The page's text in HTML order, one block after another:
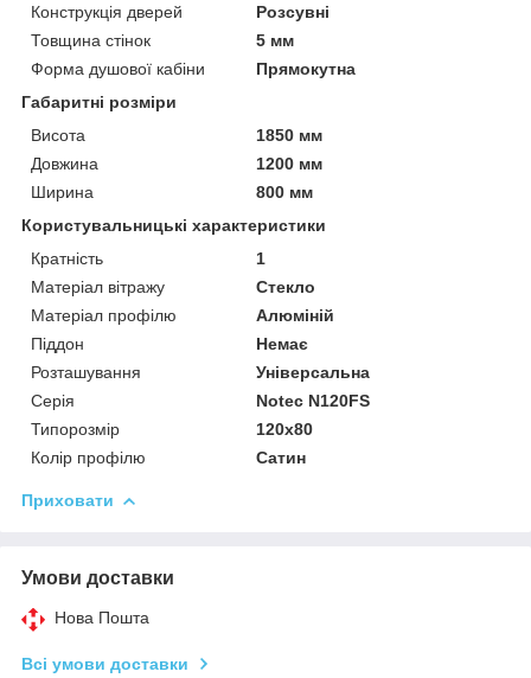
Конструкція дверей
Розсувні
Товщина стінок
5 мм
Форма душової кабіни
Прямокутна
Габаритні розміри
Висота
1850 мм
Довжина
1200 мм
Ширина
800 мм
Користувальницькі характеристики
Кратність
1
Матеріал вітражу
Стекло
Матеріал профілю
Алюміній
Піддон
Немає
Розташування
Універсальна
Серія
Notec N120FS
Типорозмір
120x80
Колір профілю
Сатин
Приховати
Умови доставки
Нова Пошта
Всі умови доставки